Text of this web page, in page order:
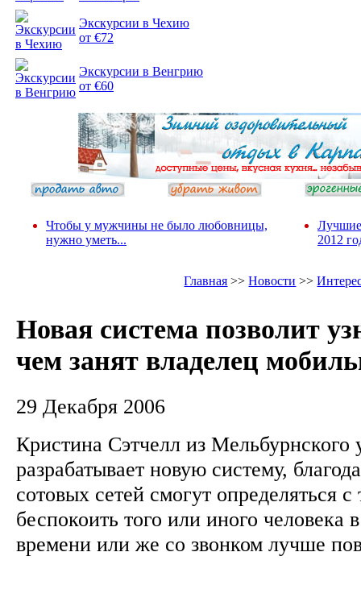
Экскурсии в Чехию
от €72
Экскурсии в Венгрию
от €60
Чтобы у мужчины не было любовницы,
нужно уметь...
Лучшие
2012
Главная >>Новости >>
Новая система позволит
чем занят владелец
29 Декабря 2006
Кристина Сэтчелл из Мельбурнского
разрабатывает новую систему,
сотовых сетей смогут определяться
беспокоить того или иного человека
времени или же со звонком лучше